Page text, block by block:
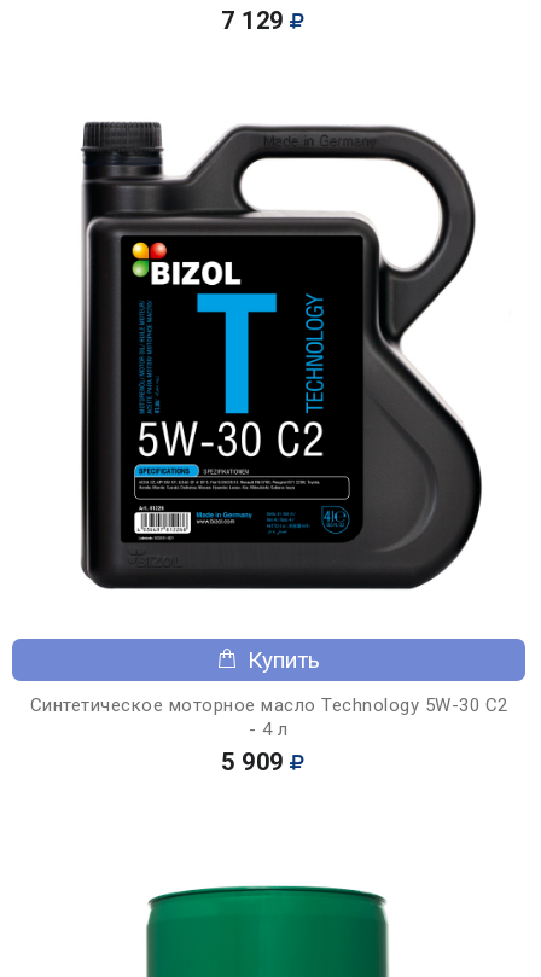
7 129
Купить
Синтетическое моторное масло Technology 5W-30 C2
- 4 л
5 909